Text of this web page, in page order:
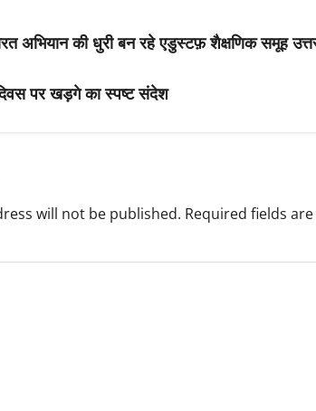
अभियान की धुरी बन रहे एडुस्टफ़ शैक्षणिक समूह
पर खड़गे का स्पष्ट संदेश
will not be published. Required fields